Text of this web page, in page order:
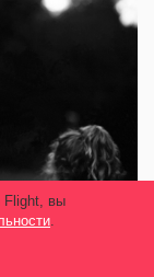
Flight, вы
.